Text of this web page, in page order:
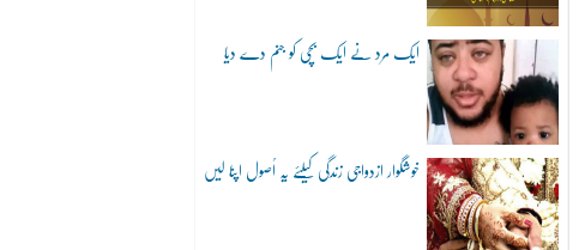
ایک مرد نے ایک بچی کو جنم دے دیا
خوشگوار ازدواجی زندگی کیلئے یہ اُصول اپنا لیں